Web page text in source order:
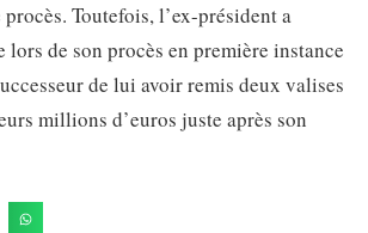
Toutefois, l’ex-président a
lors de son procès en première instance
de lui avoir remis deux valises
millions d’euros juste après son